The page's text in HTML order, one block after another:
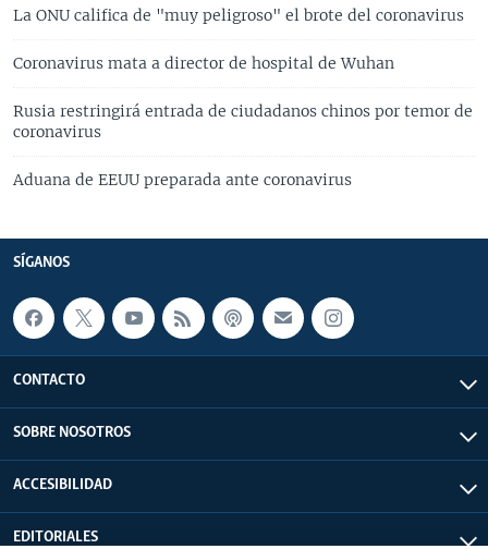
La ONU califica de "muy peligroso" el brote del coronavirus
Coronavirus mata a director de hospital de Wuhan
Rusia restringirá entrada de ciudadanos chinos por temor de
coronavirus
Aduana de EEUU preparada ante coronavirus
SÍGANOS
CONTACTO
SOBRE NOSOTROS
ACCESIBILIDAD
EDITORIALES